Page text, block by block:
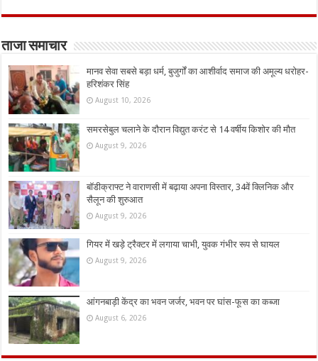
ताजा समाचार
मानव सेवा सबसे बड़ा धर्म, बुजुर्गों का आशीर्वाद समाज की अमूल्य धरोहर-
हरिशंकर सिंह
August 10, 2026
समरसेबुल चलाने के दौरान विद्युत करंट से 14 वर्षीय किशोर की मौत
August 9, 2026
बॉडीक्राफ्ट ने वाराणसी में बढ़ाया अपना विस्तार, 34वें क्लिनिक और
सैलून की शुरुआत
August 9, 2026
गियर में खड़े ट्रैक्टर में लगाया चाभी, युवक गंभीर रूप से घायल
August 9, 2026
आंगनबाड़ी केंद्र का भवन जर्जर, भवन पर घांस-फूस का कब्जा
August 6, 2026